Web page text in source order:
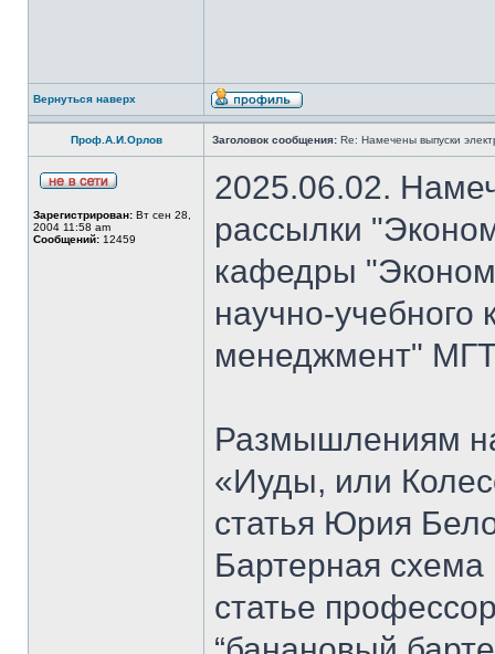
Вернуться наверх
Проф.А.И.Орлов Заголовок сообщения: Re: Намечены выпуски
Зарегистрирован: Вт сен 28,
2004 11:58 am
Сообщений: 12459
2025.06.02.
рассылки
кафедры
научно-
менеджмент"
Размышлениям
«Иуды, или
статья Юрия
Бартерная схема
статье